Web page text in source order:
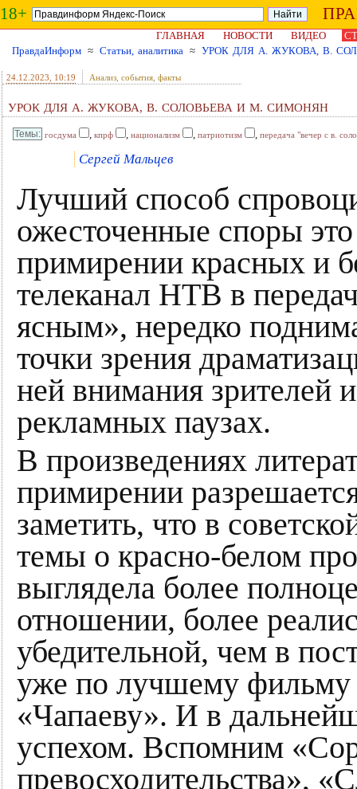
18+
ГЛАВНАЯ НОВОСТИ ВИДЕО
ПравдаИнформ ≈ Статьи, аналитика ≈ УРОК ДЛЯ А. ЖУКОВА, В.
24.12.2023 , 10:19 Анализ, события, факты
УРОК ДЛЯ А. ЖУКОВА, В. СОЛОВЬЕВА И М. СИМОНЯН
госдума , кпрф , национализм , патриотизм , передача "вечер с в.
Сергей Мальцев
Лучший способ
ожесточенные споры
примирении красных и
телеканал НТВ в
ясным», нередко
точки зрения
ней внимания зрителей
рекламных паузах.
В произведениях
примирении
заметить, что в
темы о красно-белом
выглядела более
отношении, более
убедительной, чем в
уже по лучшему фильму
«Чапаеву». И в
успехом. Вспомним
превосходительства»,